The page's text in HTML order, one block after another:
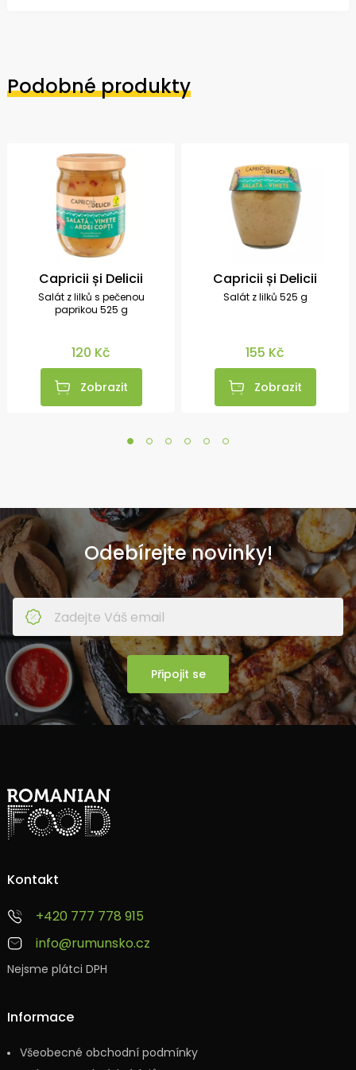
Podobné produkty
Capricii și Delicii
Salát z lilků s pečenou
paprikou 525 g
120 Kč
Zobrazit
Capricii și Delicii
Salát z lilků 525 g
155 Kč
Zobrazit
Odebírejte novinky!
Připojit se
Informace
Všeobecné obchodní podmínky
Kontakt
+420 777 778 915
info@rumunsko.cz
Nejsme plátci DPH